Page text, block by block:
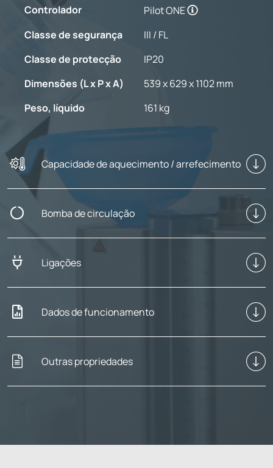
Controlador
Pilot ONE
Classe de segurança
III / FL
Classe de protecção
IP20
Dimensões (L x P x A)
539 x 629 x 1102 mm
Peso, líquido
161 kg
Capacidade de aquecimento / arrefecimento
Bomba de circulação
Ligações
Dados de funcionamento
Outras propriedades